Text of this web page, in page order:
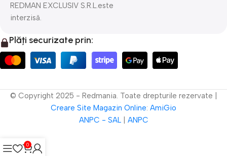
REDMAN EXCLUSIV S.R.L.este
interzisă.
Plăți securizate prin:
© Copyright 2025 - Redmania. Toate drepturile rezervate |
Creare Site Magazin Online: AmiGio
ANPC - SAL| ANPC
0